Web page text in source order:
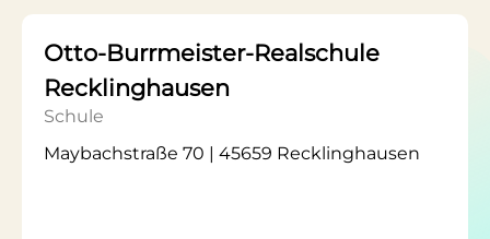
Otto-Burrmeister-Realschule
Recklinghausen
Schule
Maybachstraße 70 | 45659 Recklinghausen